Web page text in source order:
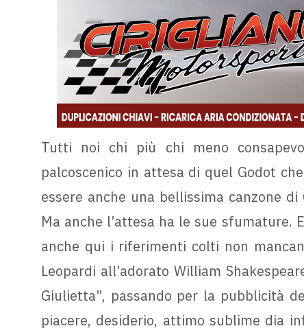
Tutti noi chi più chi meno
palcoscenico in attesa di quel Godot
essere anche una bellissima canzone
Ma anche l’attesa ha le sue sfumature.
anche qui i riferimenti colti non
Leopardi all’adorato William
Giulietta”, passando per la pubblicità
piacere, desiderio, attimo sublime dia